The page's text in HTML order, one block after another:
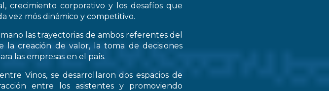
crecimiento corporativo y los desafíos que
vez mós dinámico y competitivo.
las trayectorias de ambos referentes del
la creación de valor, la toma de decisiones
las empresas en el país.
Vinos, se desarrollaron dos espacios de
entre los asistentes y promoviendo